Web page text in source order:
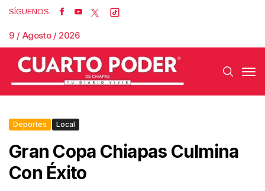
SÍGUENOS
9 / Agosto / 2026
Deportes Local
Gran Copa Chiapas Culmina
Con Éxito